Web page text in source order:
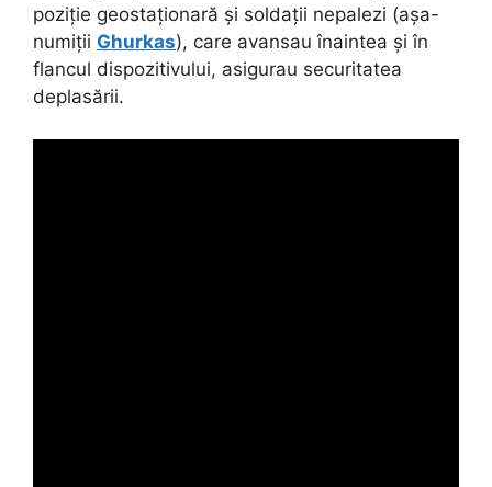
poziție geostaționară și soldații nepalezi (așa-
numiții Ghurkas), care avansau înaintea și în
flancul dispozitivului, asigurau securitatea
deplasării.